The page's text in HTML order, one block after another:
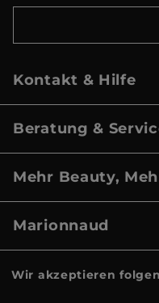
Kontakt & Hilfe
Beratung &
Mehr Beauty,
Marionnaud
Wir akzeptieren